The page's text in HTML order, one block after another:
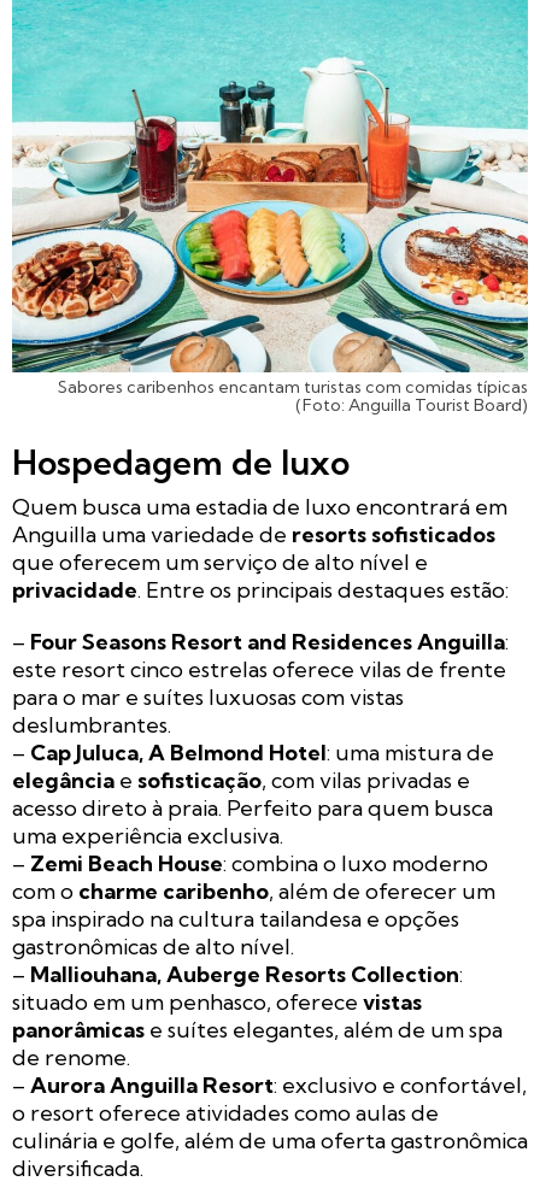
Sabores caribenhos encantam turistas com comidas típicas
(Foto: Anguilla Tourist Board)
Hospedagem de luxo
Quem busca uma estadia de luxo encontrará em
Anguilla uma variedade de resorts sofisticados
que oferecem um serviço de alto nível e
privacidade. Entre os principais destaques estão:
– Four Seasons Resort and Residences Anguilla:
este resort cinco estrelas oferece vilas de frente
para o mar e suítes luxuosas com vistas
deslumbrantes.
– Cap Juluca, A Belmond Hotel: uma mistura de
elegância e sofisticação, com vilas privadas e
acesso direto à praia. Perfeito para quem busca
uma experiência exclusiva.
– Zemi Beach House: combina o luxo moderno
com o charme caribenho, além de oferecer um
spa inspirado na cultura tailandesa e opções
gastronômicas de alto nível.
– Malliouhana, Auberge Resorts Collection:
situado em um penhasco, oferece vistas
panorâmicas e suítes elegantes, além de um spa
de renome.
– Aurora Anguilla Resort: exclusivo e confortável,
o resort oferece atividades como aulas de
culinária e golfe, além de uma oferta gastronômica
diversificada.